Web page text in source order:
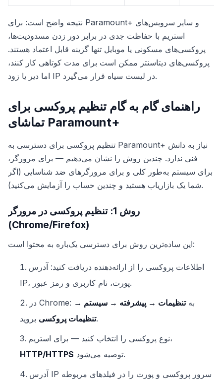
نتیجه واضح است: برای Paramount+ و سایر سرویس‌های
استریم با حفاظت جدی در برابر دور زدن مسدودیت‌ها،
پروکسی‌های مسکونی یا موبایل تنها گزینه قابل اعتماد هستند.
پروکسی‌های دیتاسنتر ممکن است برای مدت کوتاهی کار کنند،
اما دیر یا زود IP در لیست سیاه قرار می‌گیرد.
راهنمای گام به گام تنظیم پروکسی برای
تماشای Paramount+
تنظیم پروکسی برای دسترسی به Paramount+ نیاز به دانش
فنی ندارد. چندین روش را نشان می‌دهیم — برای مرورگر،
برای سیستم به‌طور کلی و برای مرورگرهای ضد شناسایی (اگر
شما یک بازاریاب هستید و چندین حساب را آزمایش می‌کنید).
روش 1: تنظیم پروکسی در مرورگر
(Chrome/Firefox)
این ساده‌ترین روش برای دسترسی یک‌باره به محتوا است:
اطلاعات پروکسی را از ارائه‌دهنده دریافت کنید: آدرس
IP، پورت، نام کاربری و رمز عبور.
در Chrome: بهتنظیمات → پیشرفته → سیستم →
تنظیمات پروکسیبروید.
نوع پروکسی را انتخاب کنید — برای استریم،
HTTP/HTTPS
توصیه می‌شود.
آدرس IP سرور پروکسی و پورت را در فیلدهای مربوطه